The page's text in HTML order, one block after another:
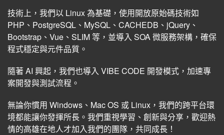
技術上，我們以 Linux 為基礎，使用開放原始碼技術如
PHP、PostgreSQL、MySQL、CACHEDB、jQuery、
Bootstrap、Vue、SLIM 等，並導入 SOA 微服務架構，確保
程式穩定與元件品質。
隨著 AI 興起，我們也導入 VIBE CODE 開發模式，加速專
案開發與測試流程。
無論你慣用 Windows、Mac OS 或 Linux，我們的跨平台環
境都能讓你發揮所長。我們重視學習、創新與分享，歡迎熱
情的高雄在地人才加入我們的團隊，共同成長！